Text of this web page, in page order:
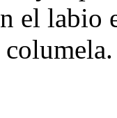
el labio